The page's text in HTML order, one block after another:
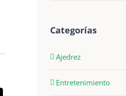
Categorías
Ajedrez
Entretenimiento